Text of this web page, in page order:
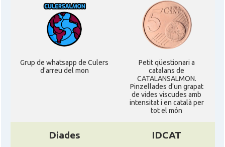
Grup de whatsapp de Culers
d'arreu del mon
Petit qüestionari a
catalans de
CATALANSALMON.
Pinzellades d'un grapat
de vides viscudes amb
intensitat i en català per
tot el món
Diades IDCAT